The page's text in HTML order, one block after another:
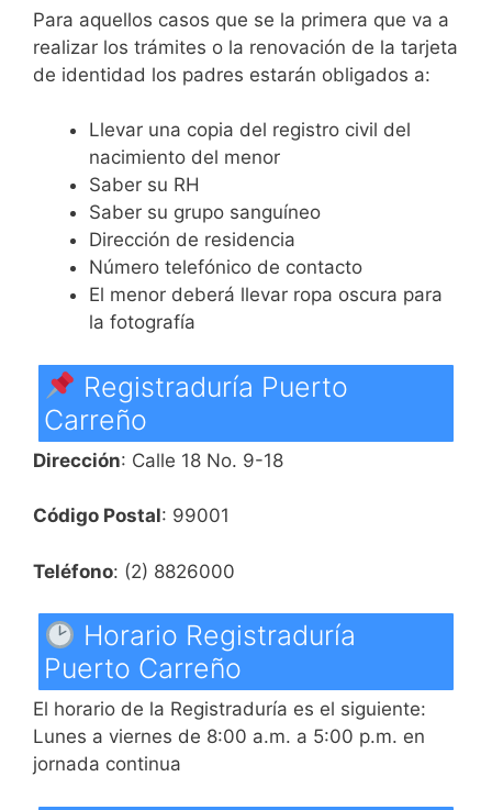
Para aquellos casos que se la primera que va a
realizar los trámites o la renovación de la tarjeta
de identidad los padres estarán obligados a:
Llevar una copia del registro civil del
nacimiento del menor
Saber su RH
Saber su grupo sanguíneo
Dirección de residencia
Número telefónico de contacto
El menor deberá llevar ropa oscura para
la fotografía
Registraduría Puerto
Carreño
Dirección: Calle 18 No. 9-18
Código Postal: 99001
Teléfono: (2) 8826000
Horario Registraduría
Puerto Carreño
El horario de la Registraduría es el siguiente:
Lunes a viernes de 8:00 a.m. a 5:00 p.m. en
jornada continua